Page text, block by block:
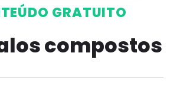
GRATUITO
compostos